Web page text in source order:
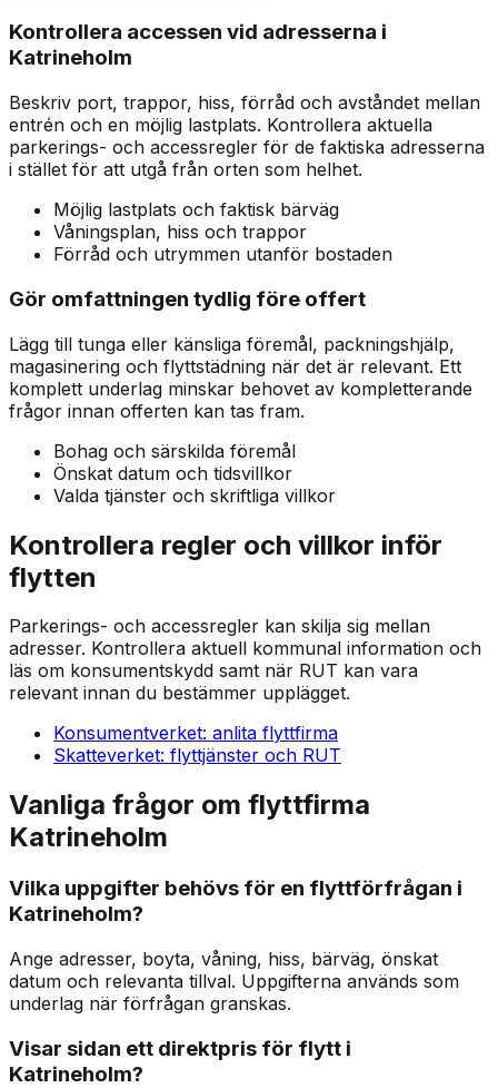
Kontrollera accessen vid adresserna i
Katrineholm
Beskriv port, trappor, hiss, förråd och avståndet mellan
entrén och en möjlig lastplats. Kontrollera aktuella
parkerings- och accessregler för de faktiska adresserna
i stället för att utgå från orten som helhet.
Möjlig lastplats och faktisk bärväg
Våningsplan, hiss och trappor
Förråd och utrymmen utanför bostaden
Gör omfattningen tydlig före offert
Lägg till tunga eller känsliga föremål, packningshjälp,
magasinering och flyttstädning när det är relevant. Ett
komplett underlag minskar behovet av kompletterande
frågor innan offerten kan tas fram.
Bohag och särskilda föremål
Önskat datum och tidsvillkor
Valda tjänster och skriftliga villkor
Kontrollera regler och villkor inför
flytten
Parkerings- och accessregler kan skilja sig mellan
adresser. Kontrollera aktuell kommunal information och
läs om konsumentskydd samt när RUT kan vara
relevant innan du bestämmer upplägget.
Konsumentverket: anlita flyttfirma
Skatteverket: flyttjänster och RUT
Vanliga frågor om flyttfirma
Katrineholm
Vilka uppgifter behövs för en flyttförfrågan i
Katrineholm?
Ange adresser, boyta, våning, hiss, bärväg, önskat
datum och relevanta tillval. Uppgifterna används som
underlag när förfrågan granskas.
Visar sidan ett direktpris för flytt i
Katrineholm?